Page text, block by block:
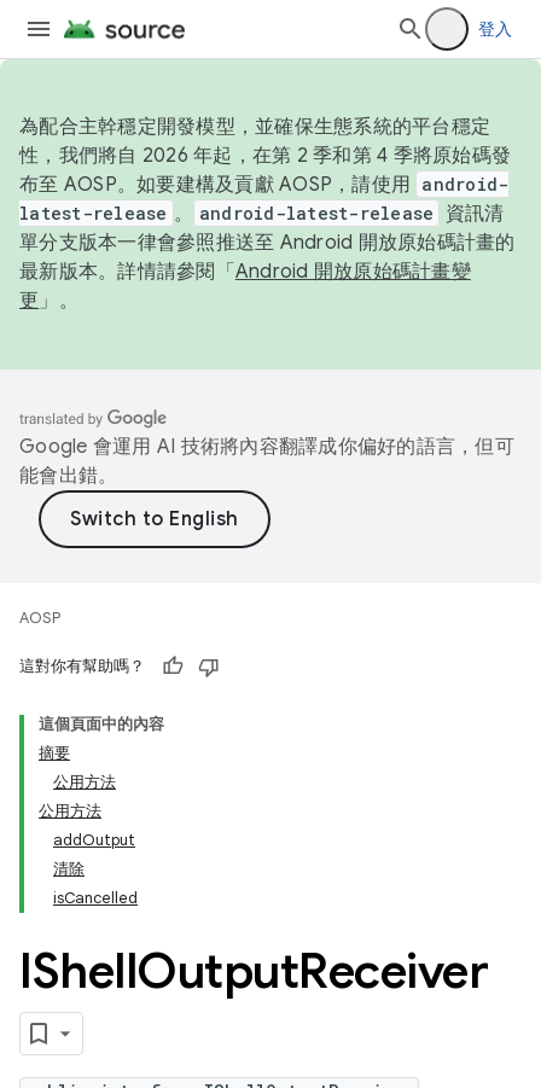
登入
為配合主幹穩定開發模型，並確保生態系統的平台穩定
性，我們將自 2026 年起，在第 2 季和第 4 季將原始碼發
布至 AOSP。如要建構及貢獻 AOSP，請使用 android-
latest-release 。 android-latest-release
資訊清
單分支版本一律會參照推送至 Android 開放原始碼計畫的
最新版本。詳情請參閱「 Android 開放原始碼計畫變
更 」。
Google 會運用 AI 技術將內容翻譯成你偏好的語言，但可
能會出錯。
AOSP
這對你有幫助嗎？
這個頁面中的內容
摘要
公用方法
公用方法
addOutput
清除
isCancelled
IShellOutputReceiver